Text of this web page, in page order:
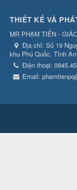
THIẾT KẾ VÀ
MR PHẠM TIẾN -
Địa chỉ: Số 19
khu Phú Quốc, Tỉnh
Điện thoại:
Email: